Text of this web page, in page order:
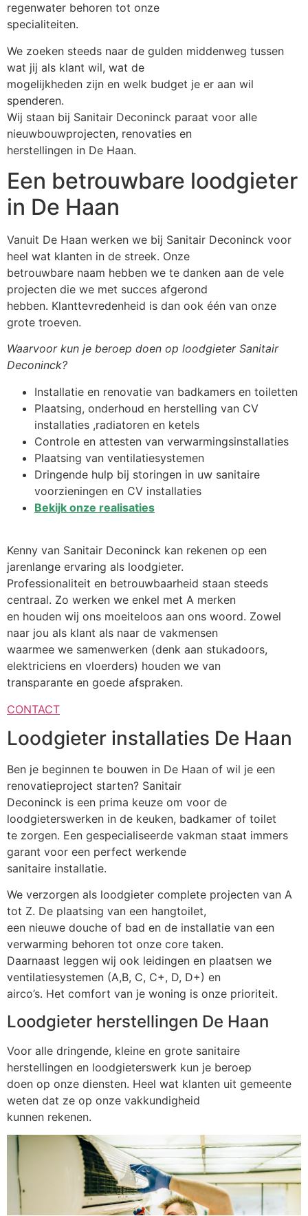
regenwater behoren tot onze
specialiteiten.
We zoeken steeds naar de gulden middenweg tussen
wat jij als klant wil, wat de
mogelijkheden zijn en welk budget je er aan wil
spenderen.
Wij staan bij Sanitair Deconinck paraat voor alle
nieuwbouwprojecten, renovaties en
herstellingen in De Haan.
Een betrouwbare loodgieter
in De Haan
Vanuit De Haan werken we bij Sanitair Deconinck voor
heel wat klanten in de streek. Onze
betrouwbare naam hebben we te danken aan de vele
projecten die we met succes afgerond
hebben. Klanttevredenheid is dan ook één van onze
grote troeven.
Waarvoor kun je beroep doen op loodgieter Sanitair
Deconinck?
Installatie en renovatie van badkamers en toiletten
Plaatsing, onderhoud en herstelling van CV
installaties ,radiatoren en ketels
Controle en attesten van verwarmingsinstallaties
Plaatsing van ventilatiesystemen
Dringende hulp bij storingen in uw sanitaire
voorzieningen en CV installaties
Bekijk onze realisaties
Kenny van Sanitair Deconinck kan rekenen op een
jarenlange ervaring als loodgieter.
Professionaliteit en betrouwbaarheid staan steeds
centraal. Zo werken we enkel met A merken
en houden wij ons moeiteloos aan ons woord. Zowel
naar jou als klant als naar de vakmensen
waarmee we samenwerken (denk aan stukadoors,
elektriciens en vloerders) houden we van
transparante en goede afspraken.
CONTACT
Loodgieter installaties De Haan
Ben je beginnen te bouwen in De Haan of wil je een
renovatieproject starten? Sanitair
Deconinck is een prima keuze om voor de
loodgieterswerken in de keuken, badkamer of toilet
te zorgen. Een gespecialiseerde vakman staat immers
garant voor een perfect werkende
sanitaire installatie.
We verzorgen als loodgieter complete projecten van A
tot Z. De plaatsing van een hangtoilet,
een nieuwe douche of bad en de installatie van een
verwarming behoren tot onze core taken.
Daarnaast leggen wij ook leidingen en plaatsen we
ventilatiesystemen (A,B, C, C+, D, D+) en
airco’s. Het comfort van je woning is onze prioriteit.
Loodgieter herstellingen De Haan
Voor alle dringende, kleine en grote sanitaire
herstellingen en loodgieterswerk kun je beroep
doen op onze diensten. Heel wat klanten uit gemeente
weten dat ze op onze vakkundigheid
kunnen rekenen.